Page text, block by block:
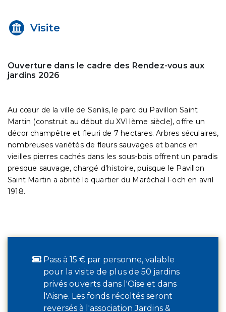
Visite
Ouverture dans le cadre des Rendez-vous aux
jardins 2026
Au cœur de la ville de Senlis, le parc du Pavillon Saint
Martin (construit au début du XVIIème siècle), offre un
décor champêtre et fleuri de 7 hectares. Arbres séculaires,
nombreuses variétés de fleurs sauvages et bancs en
vieilles pierres cachés dans les sous-bois offrent un paradis
presque sauvage, chargé d'histoire, puisque le Pavillon
Saint Martin a abrité le quartier du Maréchal Foch en avril
1918.
Pass à 15 € par personne, valable
pour la visite de plus de 50 jardins
privés ouverts dans l'Oise et dans
l'Aisne. Les fonds récoltés seront
reversés à l'association Jardins &